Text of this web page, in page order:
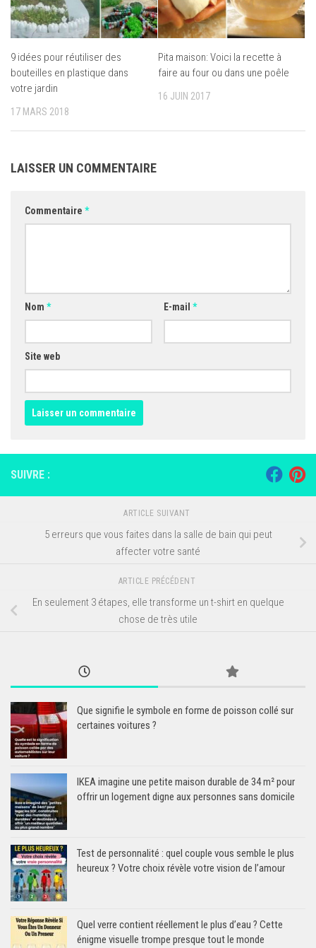
9 idées pour réutiliser des
bouteilles en plastique dans
votre jardin
17 MARS 2018
Pita maison: Voici la recette à
faire au four ou dans une poêle
16 JUIN 2017
LAISSER UN COMMENTAIRE
Commentaire *
Nom * E-mail *
Site web
SUIVRE :
ARTICLE SUIVANT
5 erreurs que vous faites dans la salle de bain qui peut
affecter votre santé
ARTICLE PRÉCÉDENT
En seulement 3 étapes, elle transforme un t-shirt en quelque
chose de très utile
Que signifie le symbole en forme de poisson collé sur
certaines voitures ?
IKEA imagine une petite maison durable de 34 m² pour
offrir un logement digne aux personnes sans domicile
Test de personnalité : quel couple vous semble le plus
heureux ? Votre choix révèle votre vision de l’amour
Quel verre contient réellement le plus d’eau ? Cette
énigme visuelle trompe presque tout le monde